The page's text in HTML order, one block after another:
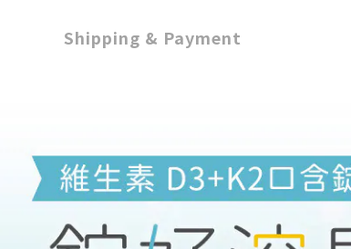
Shipping & Payment